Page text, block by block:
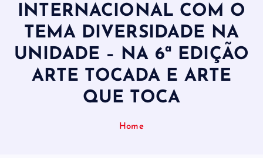
INTERNACIONAL COM O
TEMA DIVERSIDADE NA
UNIDADE – NA 6ª EDIÇÃO
ARTE TOCADA E ARTE
QUE TOCA
Home